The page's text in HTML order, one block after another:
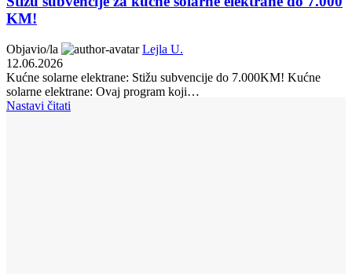
KM!
Objavio/la
Lejla U.
12.06.2026
Kućne solarne elektrane: Stižu subvencije do 7.000KM! Kućne
solarne elektrane: Ovaj program koji…
Nastavi čitati